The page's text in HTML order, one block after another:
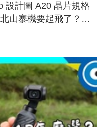
設計圖 A20 晶片規格
山寨機要起飛了？專